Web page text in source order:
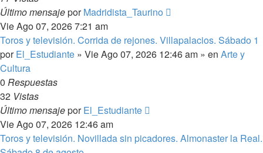
Último mensajeporMadridista_Taurino
Vie Ago 07, 2026 7:21 am
Toros y televisión. Corrida de rejones. Villapalacios. Sábado 1
porEl_Estudiante » Vie Ago 07, 2026 12:46 am » en Arte y
Cultura
0 Respuestas
32 Vistas
Último mensajeporEl_Estudiante
Vie Ago 07, 2026 12:46 am
Toros y televisión. Novillada sin picadores. Almonaster la Real.